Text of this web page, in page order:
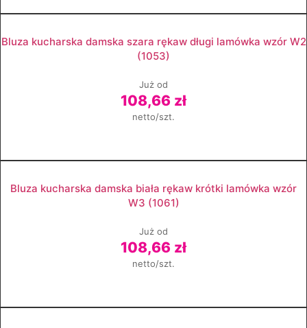
Bluza kucharska damska szara rękaw długi lamówka wzór W2
(1053)
Już od
108,66 zł
netto/szt.
Bluza kucharska damska biała rękaw krótki lamówka wzór
W3 (1061)
Już od
108,66 zł
netto/szt.